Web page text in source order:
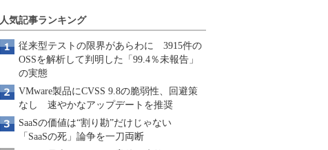
人気記事ランキング
従来型テストの限界があらわに 3915件の
OSSを解析して判明した「99.4％未報告」
の実態
VMware製品にCVSS 9.8の脆弱性、回避策
なし 速やかなアップデートを推奨
SaaSの価値は“割り勘”だけじゃない
「SaaSの死」論争を一刀両断